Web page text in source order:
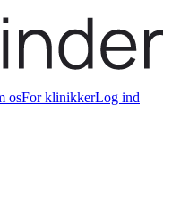
osFor klinikkerLog ind